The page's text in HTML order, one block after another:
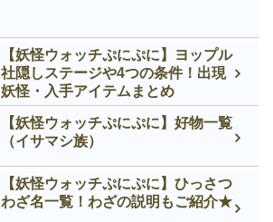
【妖怪ウォッチぷにぷに】ヨップル
社隠しステージや4つの条件！出現
妖怪・入手アイテムまとめ
【妖怪ウォッチぷにぷに】好物一覧
（イサマシ族）
【妖怪ウォッチぷにぷに】ひっさつ
わざ名一覧！わざの説明もご紹介★